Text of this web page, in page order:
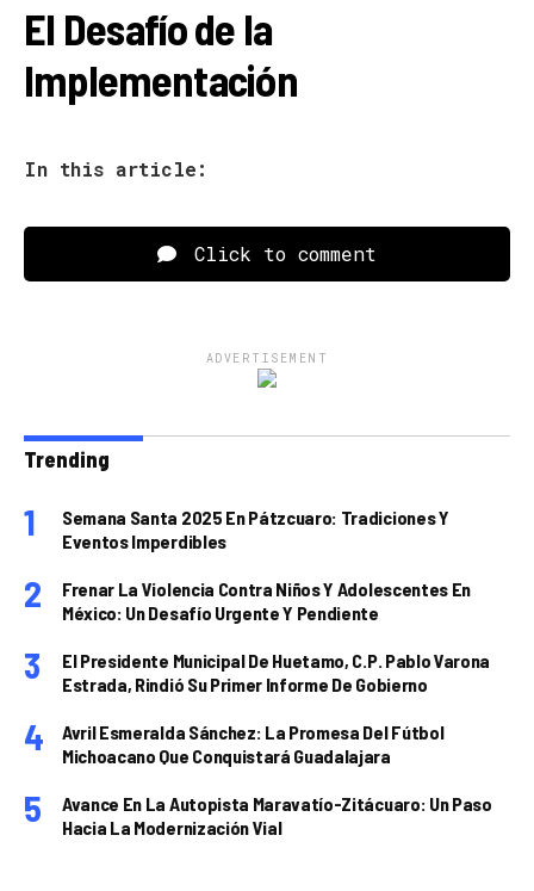
El Desafío de la
Implementación
In this article:
Click to comment
ADVERTISEMENT
Trending
Semana Santa 2025 En Pátzcuaro: Tradiciones Y
Eventos Imperdibles
Frenar La Violencia Contra Niños Y Adolescentes En
México: Un Desafío Urgente Y Pendiente
El Presidente Municipal De Huetamo, C.P. Pablo Varona
Estrada, Rindió Su Primer Informe De Gobierno
Avril Esmeralda Sánchez: La Promesa Del Fútbol
Michoacano Que Conquistará Guadalajara
Avance En La Autopista Maravatío-Zitácuaro: Un Paso
Hacia La Modernización Vial